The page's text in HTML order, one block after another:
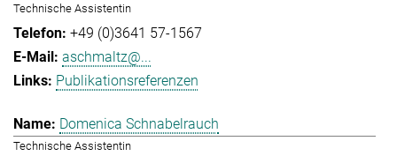
Technische Assistentin
+49 (0)3641 57-1567
aschmaltz@...
Publikationsreferenzen
Domenica Schnabelrauch
Technische Assistentin